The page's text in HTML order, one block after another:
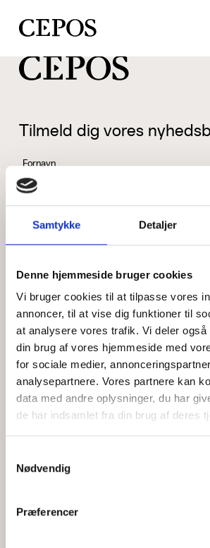
Samtykke Detaljer
Denne hjemmeside bruger cookies
Vi bruger cookies til at tilpasse vores
annoncer, til at vise dig funktioner til
at analysere vores trafik. Vi deler også
din brug af vores hjemmeside med
for sociale medier,
analysepartnere. Vores partnere kan
data med andre oplysninger, du har
de har indsamlet fra din brug af deres
Nødvendig
Præferencer
CEPOS logo
Tilmeld dig vores
Fornavn
Efternavn
Jeg accepterer behandlingen af mine
henhold tilprivatlivspolitikken